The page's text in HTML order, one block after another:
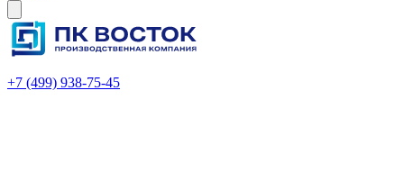
+7 (499) 938-75-45